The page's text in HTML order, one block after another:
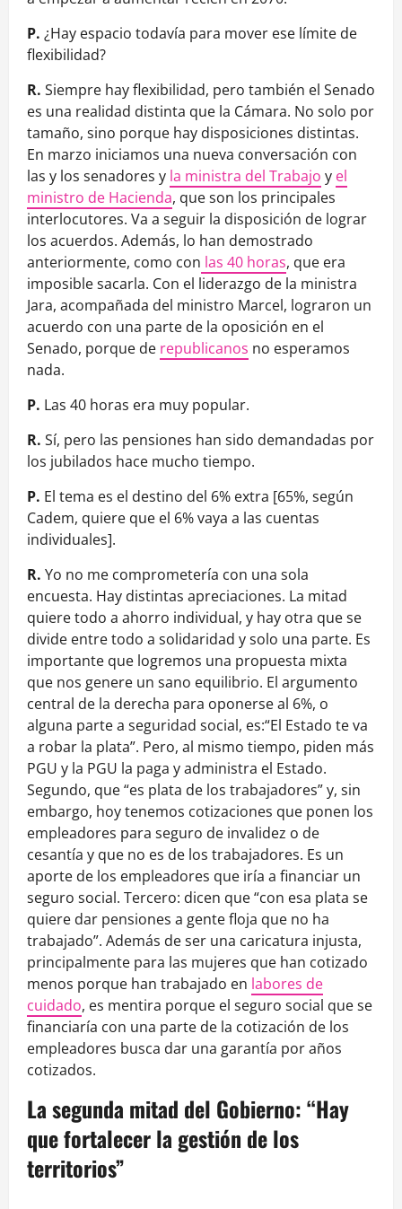
P. ¿Hay espacio todavía para mover ese límite de
flexibilidad?
R. Siempre hay flexibilidad, pero también el Senado
es una realidad distinta que la Cámara. No solo por
tamaño, sino porque hay disposiciones distintas.
En marzo iniciamos una nueva conversación con
las y los senadores y la ministra del Trabajo y el
ministro de Hacienda, que son los principales
interlocutores. Va a seguir la disposición de lograr
los acuerdos. Además, lo han demostrado
anteriormente, como con las 40 horas, que era
imposible sacarla. Con el liderazgo de la ministra
Jara, acompañada del ministro Marcel, lograron un
acuerdo con una parte de la oposición en el
Senado, porque de republicanos no esperamos
nada.
P. Las 40 horas era muy popular.
R. Sí, pero las pensiones han sido demandadas por
los jubilados hace mucho tiempo.
P. El tema es el destino del 6% extra [65%, según
Cadem, quiere que el 6% vaya a las cuentas
individuales].
R. Yo no me comprometería con una sola
encuesta. Hay distintas apreciaciones. La mitad
quiere todo a ahorro individual, y hay otra que se
divide entre todo a solidaridad y solo una parte. Es
importante que logremos una propuesta mixta
que nos genere un sano equilibrio. El argumento
central de la derecha para oponerse al 6%, o
alguna parte a seguridad social, es:“El Estado te va
a robar la plata”. Pero, al mismo tiempo, piden más
PGU y la PGU la paga y administra el Estado.
Segundo, que “es plata de los trabajadores” y, sin
embargo, hoy tenemos cotizaciones que ponen los
empleadores para seguro de invalidez o de
cesantía y que no es de los trabajadores. Es un
aporte de los empleadores que iría a financiar un
seguro social. Tercero: dicen que “con esa plata se
quiere dar pensiones a gente floja que no ha
trabajado”. Además de ser una caricatura injusta,
principalmente para las mujeres que han cotizado
menos porque han trabajado en labores de
cuidado, es mentira porque el seguro social que se
financiaría con una parte de la cotización de los
empleadores busca dar una garantía por años
cotizados.
La segunda mitad del Gobierno: “Hay
que fortalecer la gestión de los
territorios”